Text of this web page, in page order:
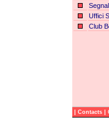
Uffici
Club
| Contacts |